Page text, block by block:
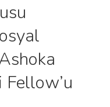
Fellow’u